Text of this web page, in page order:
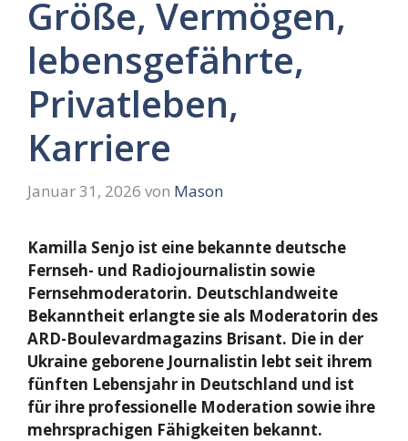
Größe, Vermögen,
lebensgefährte,
Privatleben,
Karriere
Januar 31, 2026 von Mason
Kamilla Senjo ist eine bekannte deutsche
Fernseh- und Radiojournalistin sowie
Fernsehmoderatorin. Deutschlandweite
Bekanntheit erlangte sie als Moderatorin des
ARD-Boulevardmagazins Brisant. Die in der
Ukraine geborene Journalistin lebt seit ihrem
fünften Lebensjahr in Deutschland und ist
für ihre professionelle Moderation sowie ihre
mehrsprachigen Fähigkeiten bekannt.